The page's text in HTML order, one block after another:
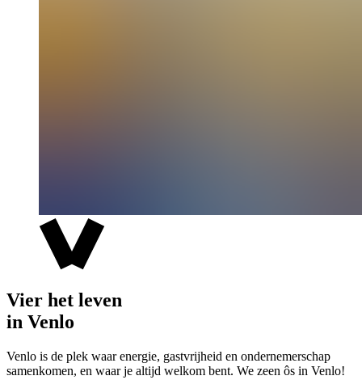
Vier het leven
in Venlo
Venlo is de plek waar energie, gastvrijheid en ondernemerschap
samenkomen, en waar je altijd welkom bent. We zeen ôs in Venlo!